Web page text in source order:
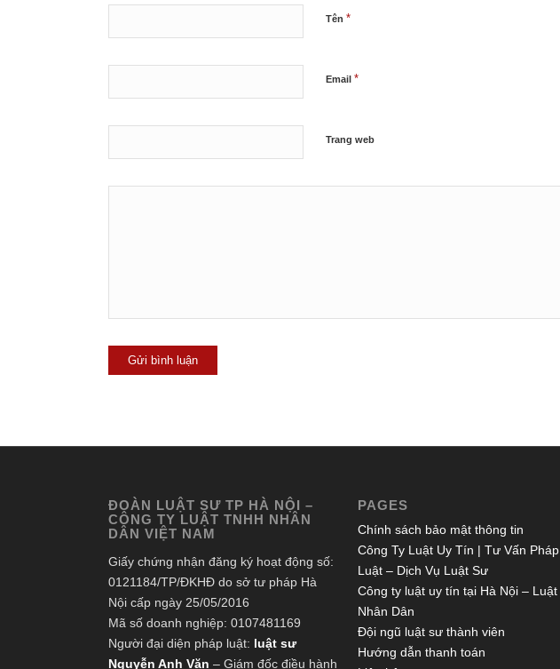
Tên *
Email *
Trang web
ĐOÀN LUẬT SƯ TP HÀ NỘI –
CÔNG TY LUẬT TNHH NHÂN
DÂN VIỆT NAM
Giấy chứng nhận đăng ký hoạt động số:
0121184/TP/ĐKHĐ do sở tư pháp Hà
Nội cấp ngày 25/05/2016
Mã số doanh nghiệp: 0107481169
Người đại diện pháp luật: luật sư
Nguyễn Anh Văn – Giám đốc điều hành
PAGES
Chính sách bảo mật thông tin
Công Ty Luật Uy Tín | Tư Vấn Pháp
Luật – Dịch Vụ Luật Sư
Công ty luật uy tín tại Hà Nội – Luật
Nhân Dân
Đội ngũ luật sư thành viên
Hướng dẫn thanh toán